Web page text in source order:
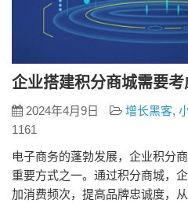
企业搭建积分商城需要考
2024年4月9日 增长黑客,
1161
电子商务的蓬勃发展，企业积分
重要方式之一。通过积分商城，
加消费频次，提高品牌忠诚度，
的提升。然而，要想成功构建一